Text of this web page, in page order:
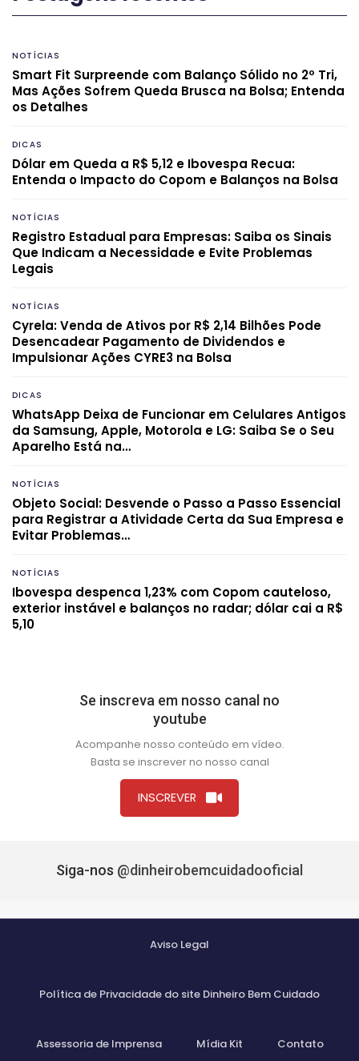
NOTÍCIAS
Smart Fit Surpreende com Balanço Sólido no 2º Tri,
Mas Ações Sofrem Queda Brusca na Bolsa; Entenda
os Detalhes
DICAS
Dólar em Queda a R$ 5,12 e Ibovespa Recua:
Entenda o Impacto do Copom e Balanços na Bolsa
NOTÍCIAS
Registro Estadual para Empresas: Saiba os Sinais
Que Indicam a Necessidade e Evite Problemas
Legais
NOTÍCIAS
Cyrela: Venda de Ativos por R$ 2,14 Bilhões Pode
Desencadear Pagamento de Dividendos e
Impulsionar Ações CYRE3 na Bolsa
DICAS
WhatsApp Deixa de Funcionar em Celulares Antigos
da Samsung, Apple, Motorola e LG: Saiba Se o Seu
Aparelho Está na…
NOTÍCIAS
Objeto Social: Desvende o Passo a Passo Essencial
para Registrar a Atividade Certa da Sua Empresa e
Evitar Problemas…
NOTÍCIAS
Ibovespa despenca 1,23% com Copom cauteloso,
exterior instável e balanços no radar; dólar cai a R$
5,10
Se inscreva em nosso canal no
youtube
Acompanhe nosso conteúdo em vídeo.
Basta se inscrever no nosso canal
INSCREVER
Siga-nos @dinheirobemcuidadooficial
Aviso Legal
Política de Privacidade do site Dinheiro Bem Cuidado
Assessoria de Imprensa Mídia Kit Contato